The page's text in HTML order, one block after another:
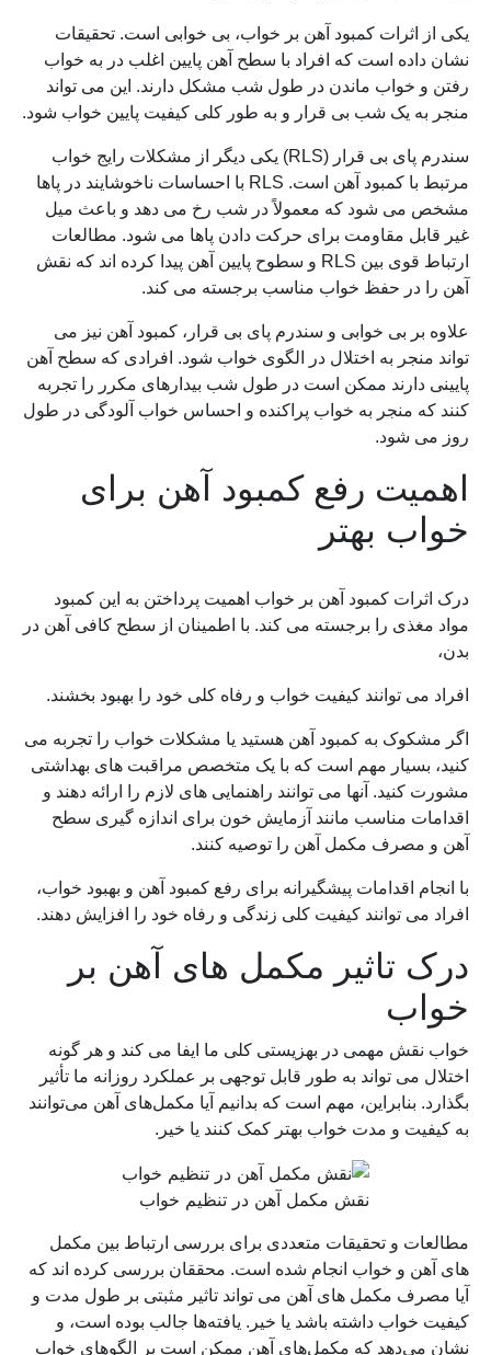
یکی از اثرات کمبود آهن بر خواب، بی خوابی است. تحقیقات
نشان داده است که افراد با سطح آهن پایین اغلب در به خواب
رفتن و خواب ماندن در طول شب مشکل دارند. این می تواند
منجر به یک شب بی قرار و به طور کلی کیفیت پایین خواب شود.
سندرم پای بی قرار (RLS) یکی دیگر از مشکلات رایج خواب
مرتبط با کمبود آهن است. RLS با احساسات ناخوشایند در پاها
مشخص می شود که معمولاً در شب رخ می دهد و باعث میل
غیر قابل مقاومت برای حرکت دادن پاها می شود. مطالعات
ارتباط قوی بین RLS و سطوح پایین آهن پیدا کرده اند که نقش
آهن را در حفظ خواب مناسب برجسته می کند.
علاوه بر بی خوابی و سندرم پای بی قرار، کمبود آهن نیز می
تواند منجر به اختلال در الگوی خواب شود. افرادی که سطح آهن
پایینی دارند ممکن است در طول شب بیدارهای مکرر را تجربه
کنند که منجر به خواب پراکنده و احساس خواب آلودگی در طول
روز می شود.
اهمیت رفع کمبود آهن برای
خواب بهتر
درک اثرات کمبود آهن بر خواب اهمیت پرداختن به این کمبود
مواد مغذی را برجسته می کند. با اطمینان از سطح کافی آهن در
بدن،
افراد می توانند کیفیت خواب و رفاه کلی خود را بهبود بخشند.
اگر مشکوک به کمبود آهن هستید یا مشکلات خواب را تجربه می
کنید، بسیار مهم است که با یک متخصص مراقبت های بهداشتی
مشورت کنید. آنها می توانند راهنمایی های لازم را ارائه دهند و
اقدامات مناسب مانند آزمایش خون برای اندازه گیری سطح
آهن و مصرف مکمل آهن را توصیه کنند.
با انجام اقدامات پیشگیرانه برای رفع کمبود آهن و بهبود خواب،
افراد می توانند کیفیت کلی زندگی و رفاه خود را افزایش دهند.
درک تاثیر مکمل های آهن بر
خواب
خواب نقش مهمی در بهزیستی کلی ما ایفا می کند و هر گونه
اختلال می تواند به طور قابل توجهی بر عملکرد روزانه ما تأثیر
بگذارد. بنابراین، مهم است که بدانیم آیا مکمل‌های آهن می‌توانند
به کیفیت و مدت خواب بهتر کمک کنند یا خیر.
نقش مکمل آهن در تنظیم خواب
مطالعات و تحقیقات متعددی برای بررسی ارتباط بین مکمل
های آهن و خواب انجام شده است. محققان بررسی کرده اند که
آیا مصرف مکمل های آهن می تواند تاثیر مثبتی بر طول مدت و
کیفیت خواب داشته باشد یا خیر. یافته‌ها جالب بوده است، و
نشان می‌دهد که مکمل‌های آهن ممکن است بر الگوهای خواب